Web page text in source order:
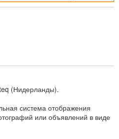
(Нидерланды).
система отображения
или объявлений в виде